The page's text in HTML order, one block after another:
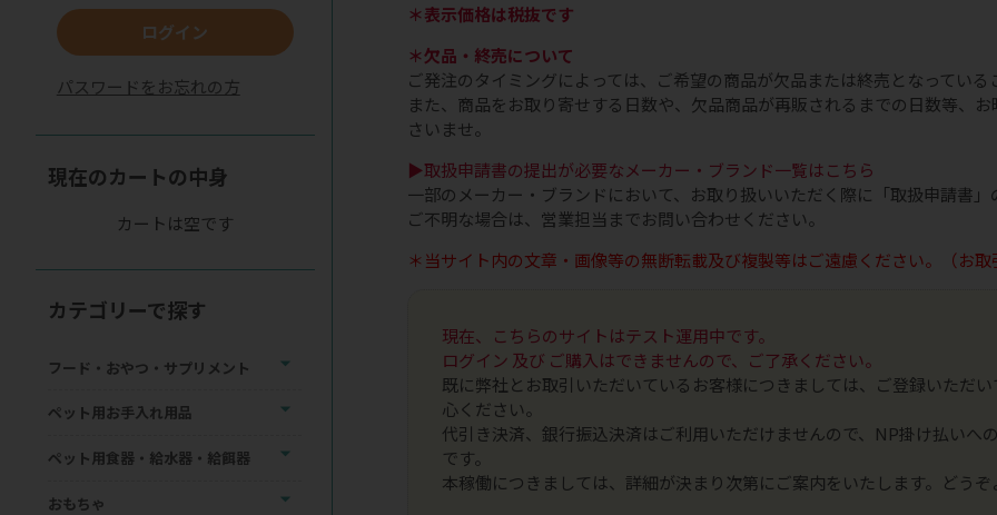
＊表示価格は税抜です
＊欠品・終売について
ご発注のタイミングによっては、ご希望の商品が欠品または終売となっている
また、商品をお取り寄せする日数や、欠品商品が再販されるまでの日数等、
さいませ。
▶取扱申請書の提出が必要なメーカー・ブランド一覧はこちら
一部のメーカー・ブランドにおいて、お取り扱いいただく際に「取扱申請書
ご不明な場合は、営業担当までお問い合わせください。
＊当サイト内の文章・画像等の無断転載及び複製等はご遠慮ください。（お
現在、こちらのサイトはテスト運用中です。
ログイン 及び ご購入はできませんので、ご了承ください。
既に弊社とお取引いただいているお客様につきましては、ご登録いただ
心ください。
代引き決済、銀行振込決済はご利用いただけませんので、NP掛け払いへ
です。
本稼働につきましては、詳細が決まり次第にご案内をいたします。どう
ログイン
パスワードをお忘れの方
現在のカートの中身
カートは空です
カテゴリーで探す
フード・おやつ・サプリメント
ペット用お手入れ用品
ペット用食器・給水器・給餌器
おもちゃ